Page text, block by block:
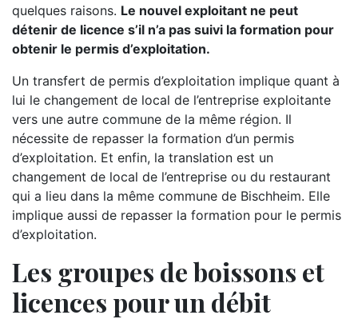
quelques raisons. Le nouvel exploitant ne peut
détenir de licence s’il n’a pas suivi la formation pour
obtenir le permis d’exploitation.
Un transfert de permis d’exploitation implique quant à
lui le changement de local de l’entreprise exploitante
vers une autre commune de la même région. Il
nécessite de repasser la formation d’un permis
d’exploitation. Et enfin, la translation est un
changement de local de l’entreprise ou du restaurant
qui a lieu dans la même commune de Bischheim. Elle
implique aussi de repasser la formation pour le permis
d’exploitation.
Les groupes de boissons et
licences pour un débit